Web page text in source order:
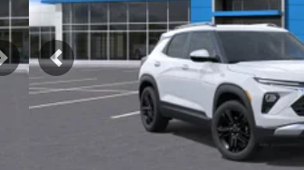
SuivantPrécédent